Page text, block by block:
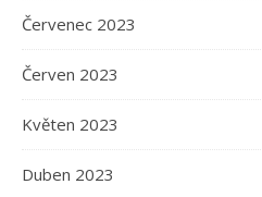
Červenec 2023
Červen 2023
Květen 2023
Duben 2023